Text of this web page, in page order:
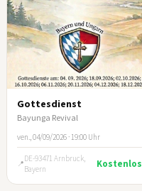
Gottesdienst
Bayunga Revival
ven., 04/09/2026 · 19:00 Uhr
DE-93471 Arnbruck,
Bayern
Kostenlos